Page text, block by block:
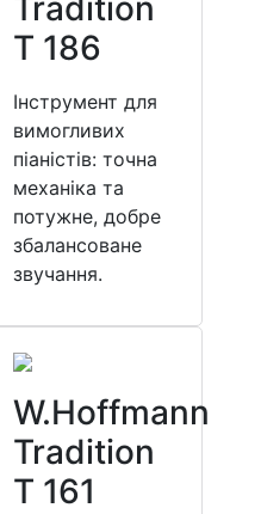
Tradition
T 186
Інструмент для
вимогливих
піаністів: точна
механіка та
потужне, добре
збалансоване
звучання.
W.Hoffmann
Tradition
T 161